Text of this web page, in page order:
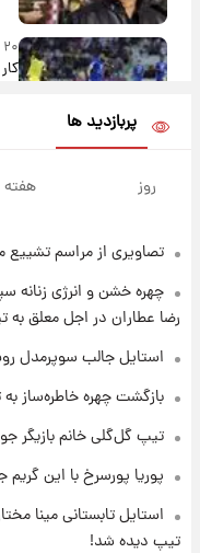
۲۰ ساعت پیش
۲۱ ساعت پیش
۲۱ ساعت پیش
پربازدید ها
روز هفته
تصاویری از مراسم تشییع
چهره خشن و انرژی زنانه
رضا عطاران در اجل معلق به
استایل جالب سوپرمدل
بازگشت چهره خاطره‌ساز به
تیپ گل‌گلی خانم بازیگر
پوریا پورسرخ با این
استایل تابستانی مینا
تیپ دیده شد!